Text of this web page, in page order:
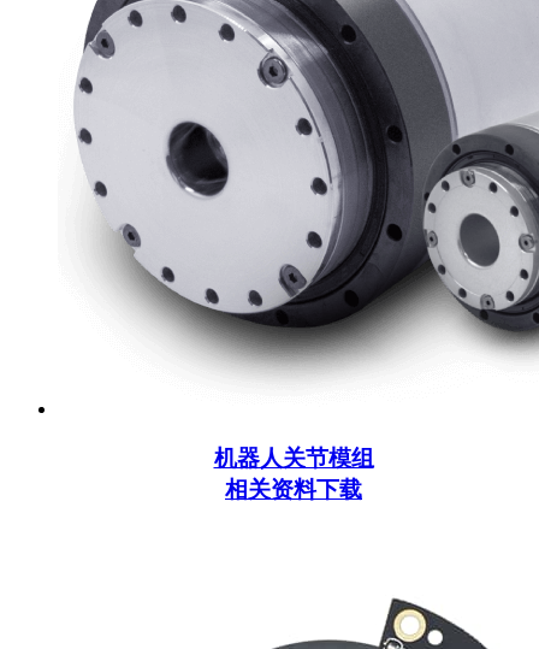
机器人关节模组
相关资料下载